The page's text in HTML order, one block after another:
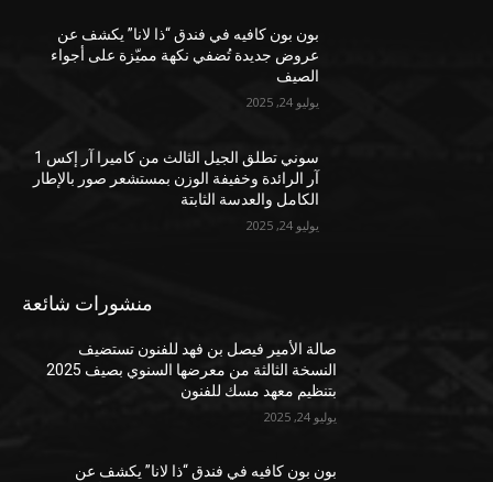
بون بون كافيه في فندق “ذا لانا” يكشف عن
عروض جديدة تُضفي نكهة مميّزة على أجواء
الصيف
يوليو 24, 2025
سوني تطلق الجيل الثالث من كاميرا آر إكس 1
آر الرائدة وخفيفة الوزن بمستشعر صور بالإطار
الكامل والعدسة الثابتة
يوليو 24, 2025
منشورات شائعة
صالة الأمير فيصل بن فهد للفنون تستضيف
النسخة الثالثة من معرضها السنوي بصيف 2025
بتنظيم معهد مسك للفنون
يوليو 24, 2025
بون بون كافيه في فندق “ذا لانا” يكشف عن